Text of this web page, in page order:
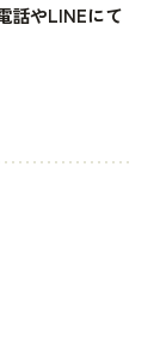
話やLINEにて